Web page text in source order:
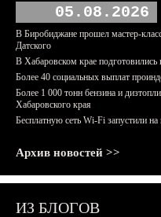
05.08.2026
В Биробиджане прошел мастер-
Датского
В Хабаровском крае
Более 40 социальных выплат
Более 1 000 тонн бензина и
Хабаровского края
Бесплатную сеть Wi-Fi запустили
Архив новостей >>
ИЗ БЛОГОВ